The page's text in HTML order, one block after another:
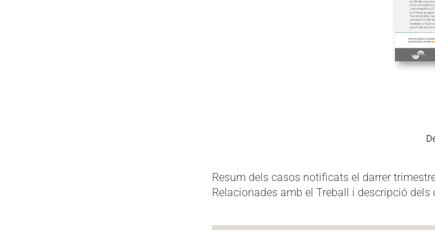
Resum dels casos notificats el darrer
Relacionades amb el Treball i descripció